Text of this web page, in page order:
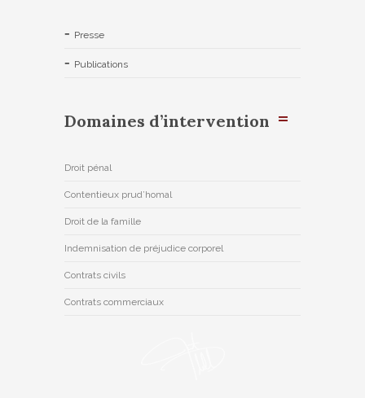
Presse
Publications
Domaines d’intervention
Droit pénal
Contentieux prud’homal
Droit de la famille
Indemnisation de préjudice corporel
Contrats civils
Contrats commerciaux